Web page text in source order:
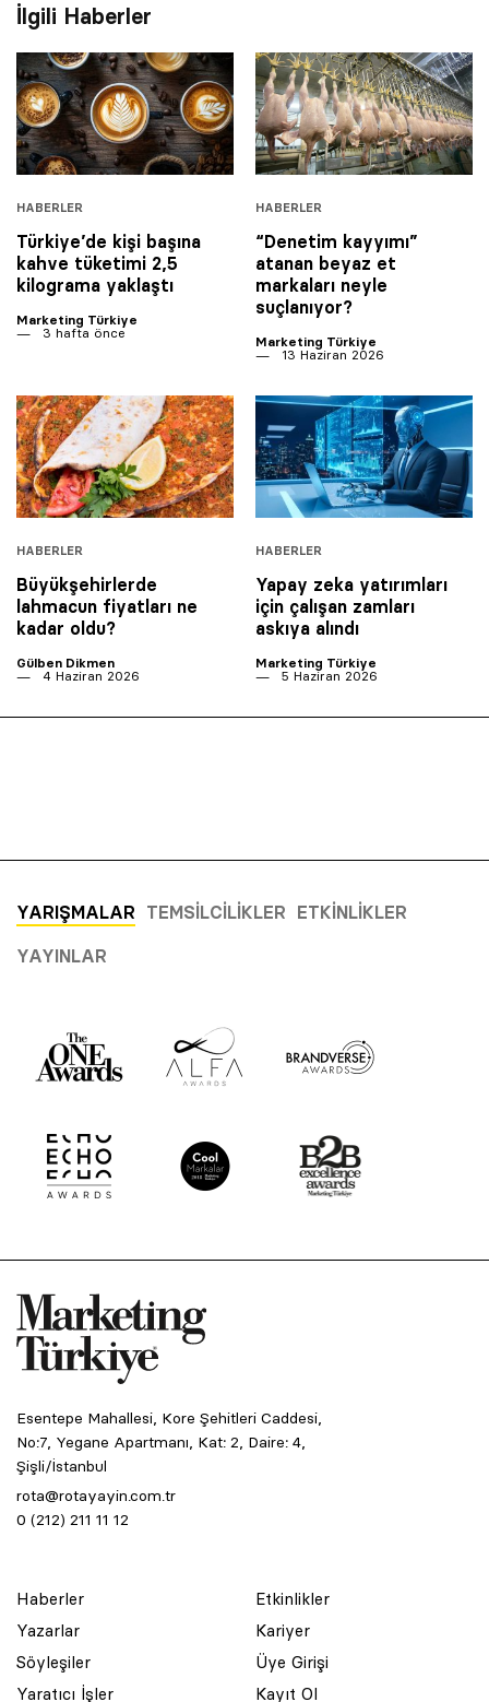
İlgili Haberler
HABERLER
Türkiye’de kişi başına
kahve tüketimi 2,5
kilograma yaklaştı
Marketing Türkiye
3 hafta önce
HABERLER
“Denetim kayyımı”
atanan beyaz et
markaları neyle
suçlanıyor?
Marketing Türkiye
13 Haziran 2026
HABERLER
Büyükşehirlerde
lahmacun fiyatları ne
kadar oldu?
Gülben Dikmen
4 Haziran 2026
HABERLER
Yapay zeka yatırımları
için çalışan zamları
askıya alındı
Marketing Türkiye
5 Haziran 2026
YARIŞMALAR TEMSILCILIKLER ETKINLIKLER
YAYINLAR
Esentepe Mahallesi, Kore Şehitleri Caddesi,
No:7, Yegane Apartmanı, Kat: 2, Daire: 4,
Şişli/İstanbul
rota@rotayayin.com.tr
0 (212) 211 11 12
Haberler
Yazarlar
Söyleşiler
Yaratıcı İşler
Etkinlikler
Kariyer
Üye Girişi
Kayıt Ol